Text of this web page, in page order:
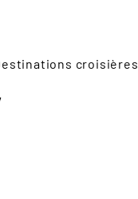
croisières